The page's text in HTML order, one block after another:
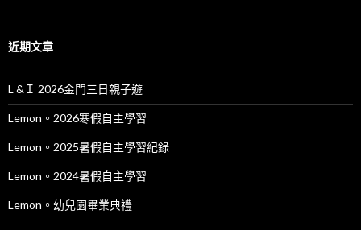
近期文章
L &Ｉ 2026金門三日親子遊
Lemon。2026寒假自主學習
Lemon。2025暑假自主學習紀錄
Lemon。2024暑假自主學習
Lemon。幼兒園畢業典禮